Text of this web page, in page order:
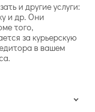
и другие услуги:
и др. Они
того,
за курьерскую
в вашем